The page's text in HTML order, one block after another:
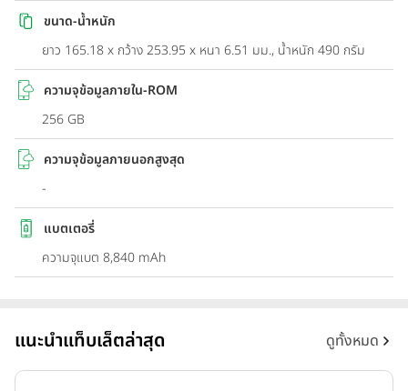
ขนาด-น้ำหนัก
ยาว 165.18 x กว้าง 253.95 x หนา 6.51 มม., น้ำหนัก 490 กรัม
ความจุข้อมูลภายใน-ROM
256 GB
ความจุข้อมูลภายนอกสูงสุด
-
แบตเตอรี่
ความจุแบต 8,840 mAh
แนะนำแท็บเล็ตล่าสุด ดูทั้งหมด